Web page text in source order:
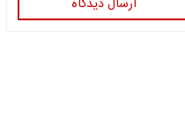
ارسال دیدگاه